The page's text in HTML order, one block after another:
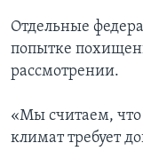
Отдельные
попытке
рассмотрении.
«Мы считаем,
климат требует